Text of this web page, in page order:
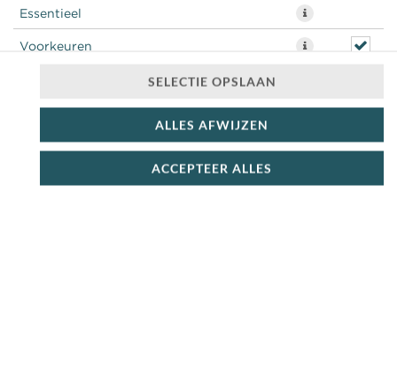
Essentieel
Voorkeuren
SELECTIE OPSLAAN
ALLES AFWIJZEN
ACCEPTEER ALLES
Gebakken ei + bacon